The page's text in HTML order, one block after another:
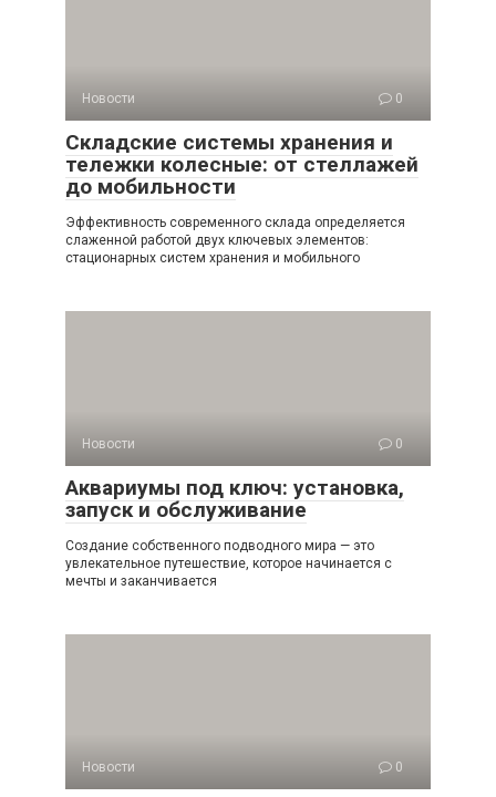
Новости 0
Складские системы хранения и
тележки колесные: от стеллажей
до мобильности
Эффективность современного склада определяется
слаженной работой двух ключевых элементов:
стационарных систем хранения и мобильного
Новости 0
Аквариумы под ключ: установка,
запуск и обслуживание
Создание собственного подводного мира — это
увлекательное путешествие, которое начинается с
мечты и заканчивается
Новости 0